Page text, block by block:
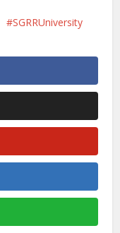
SGRRUniversity